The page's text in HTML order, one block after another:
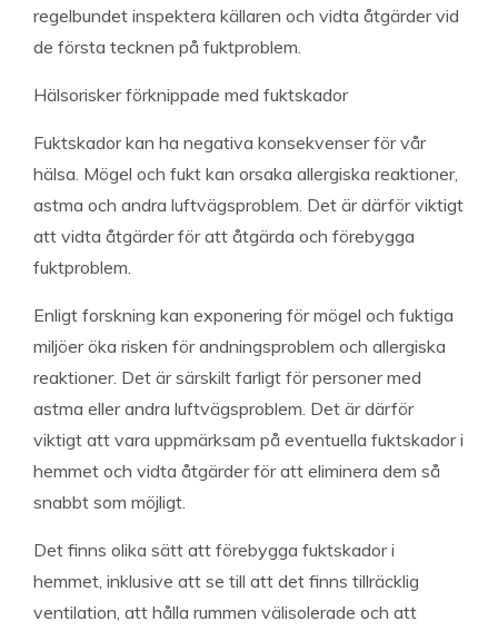
regelbundet inspektera källaren och vidta åtgärder vid
de första tecknen på fuktproblem.
Hälsorisker förknippade med fuktskador
Fuktskador kan ha negativa konsekvenser för vår
hälsa. Mögel och fukt kan orsaka allergiska reaktioner,
astma och andra luftvägsproblem. Det är därför viktigt
att vidta åtgärder för att åtgärda och förebygga
fuktproblem.
Enligt forskning kan exponering för mögel och fuktiga
miljöer öka risken för andningsproblem och allergiska
reaktioner. Det är särskilt farligt för personer med
astma eller andra luftvägsproblem. Det är därför
viktigt att vara uppmärksam på eventuella fuktskador i
hemmet och vidta åtgärder för att eliminera dem så
snabbt som möjligt.
Det finns olika sätt att förebygga fuktskador i
hemmet, inklusive att se till att det finns tillräcklig
ventilation, att hålla rummen välisolerade och att